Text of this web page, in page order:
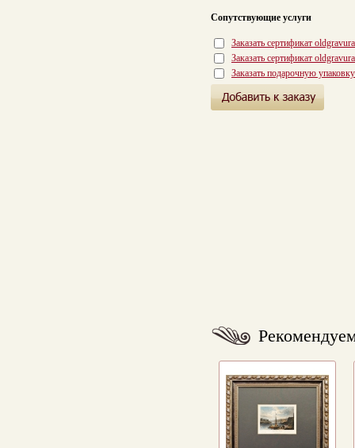
Сопутствующие услуги
Заказать сертификат
Заказать сертификат
Заказать подарочную